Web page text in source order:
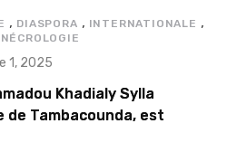
, DIASPORA , INTERNATIONALE ,
NÉCROLOGIE
1, 2025
Khadialy Sylla
de Tambacounda, est